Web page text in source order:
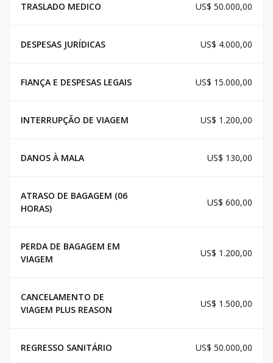
TRASLADO MEDICO US$ 50.000,00
DESPESAS JURÍDICAS US$ 4.000,00
FIANÇA E DESPESAS LEGAIS US$ 15.000,00
INTERRUPÇÃO DE VIAGEM US$ 1.200,00
DANOS À MALA US$ 130,00
ATRASO DE BAGAGEM (06
HORAS)
US$ 600,00
PERDA DE BAGAGEM EM
VIAGEM
US$ 1.200,00
CANCELAMENTO DE
VIAGEM PLUS REASON
US$ 1.500,00
REGRESSO SANITÁRIO US$ 50.000,00